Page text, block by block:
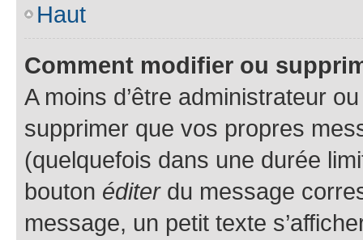
Haut
Comment modifier ou
A moins d’être administrateur
supprimer que vos propres
(quelquefois dans une durée
bouton éditerdu message
message, un petit texte